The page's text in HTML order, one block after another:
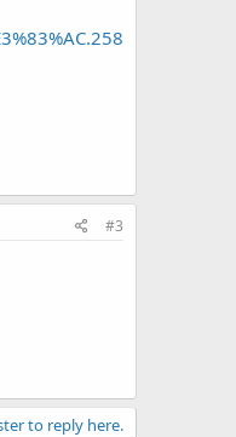
#3
to reply here.